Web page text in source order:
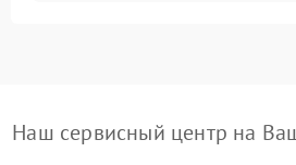
Наш сервисный центр на